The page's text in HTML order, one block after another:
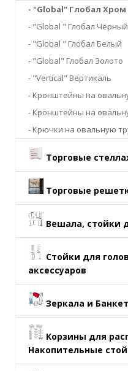
- "Global" Глобал Хром
- "Global " Глобал Чёрный
- "Global " Глобал Белый
- "Global" Глобал Золото
- "Vertical" Вертикаль
- Кронштейны на
- Кронштейны на
- Крючки на овальную
Торговые
Торговые
Вешала, стойки
Стойки для
аксессуаров
Зеркала и
Корзины для
Накопительные